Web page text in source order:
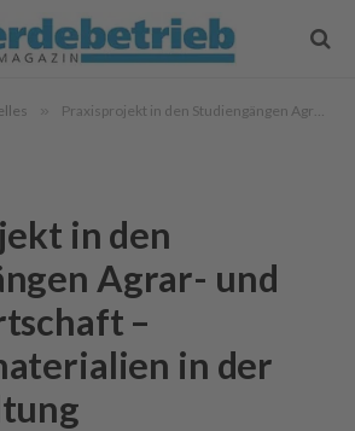
» Praxisprojekt in den Studiengängen Agrar- und Pferdewirtschaft – Einstreumaterialien in der Pferdehaltung
in den
Agrar- und
–
in der